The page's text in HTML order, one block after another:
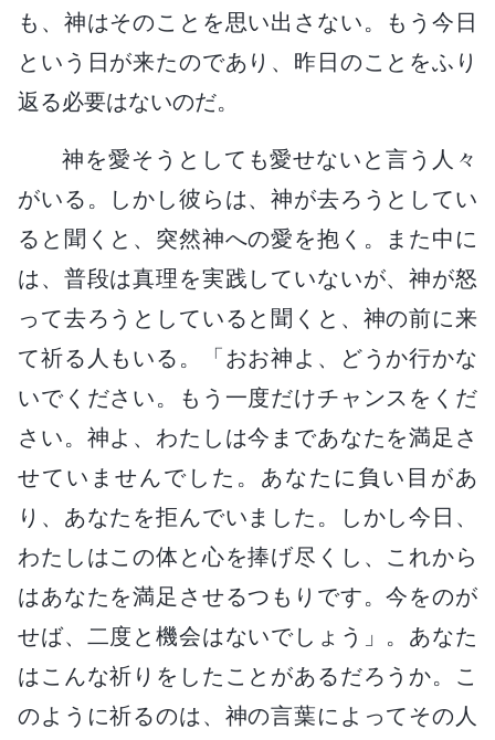
も、神はそのことを思い出さない。もう今日
という日が来たのであり、昨日のことをふり
返る必要はないのだ。
神を愛そうとしても愛せないと言う人々
がいる。しかし彼らは、神が去ろうとしてい
ると聞くと、突然神への愛を抱く。また中に
は、普段は真理を実践していないが、神が怒
って去ろうとしていると聞くと、神の前に来
て祈る人もいる。「おお神よ、どうか行かな
いでください。もう一度だけチャンスをくだ
さい。神よ、わたしは今まであなたを満足さ
せていませんでした。あなたに負い目があ
り、あなたを拒んでいました。しかし今日、
わたしはこの体と心を捧げ尽くし、これから
はあなたを満足させるつもりです。今をのが
せば、二度と機会はないでしょう」。あなた
はこんな祈りをしたことがあるだろうか。こ
のように祈るのは、神の言葉によってその人